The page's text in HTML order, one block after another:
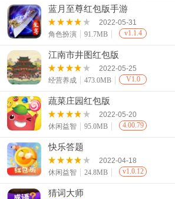
蓝月至尊红包版手游
2022-05-31
角色扮演
91.7MB v1.1.4
江南市井图红包版
2022-05-25
经营养成
473.0MB V1.0
蔬菜庄园红包版
2022-05-20
休闲益智
95.0MB 4.00.79
快乐答题
2022-04-18
休闲益智
24.8MB v1.0.12
猜词大师